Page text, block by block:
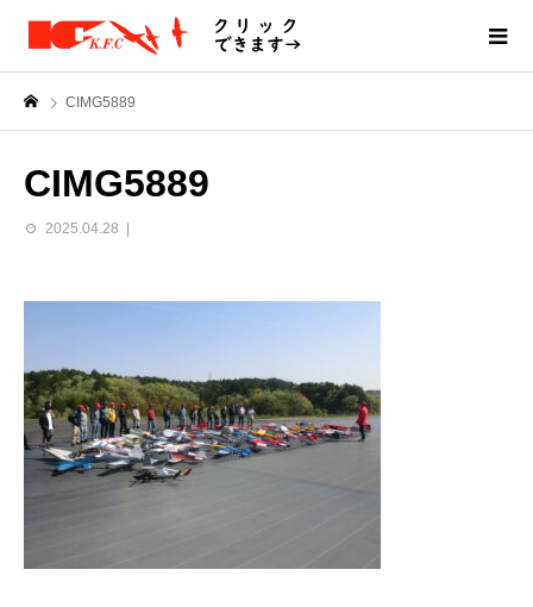
CIMG5889
CIMG5889
2025.04.28